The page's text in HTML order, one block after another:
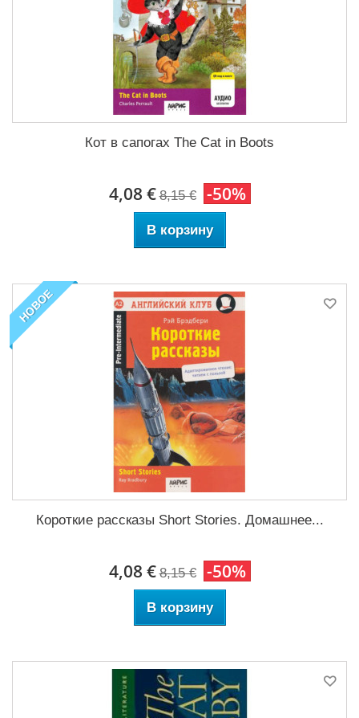
Кот в сапогах The Cat in Boots
4,08 € 8,15 € -50%
В корзину
НОВОЕ
Короткие рассказы Short Stories. Домашнее...
4,08 € 8,15 € -50%
В корзину